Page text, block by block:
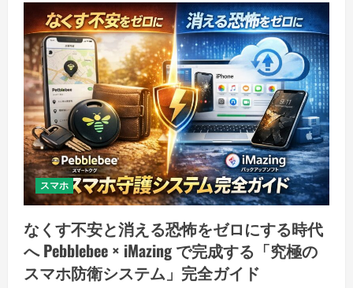
スマホ
なくす不安と消える恐怖をゼロにする時代
へ Pebblebee × iMazing で完成する「究極の
スマホ防衛システム」完全ガイド